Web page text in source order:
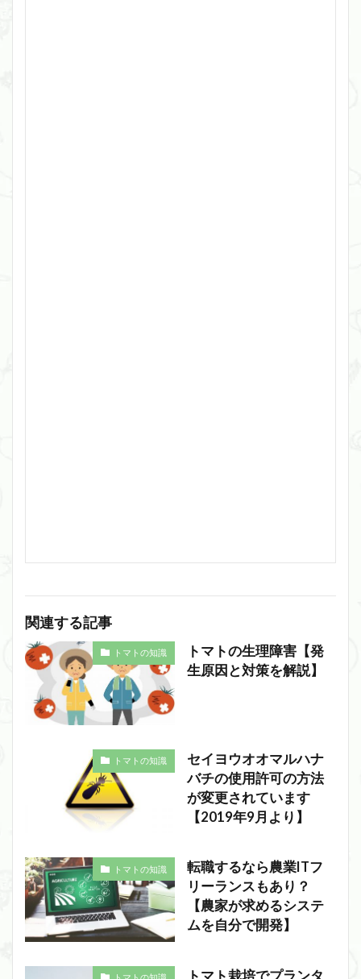
関連する記事
トマトの知識
トマトの生理障害【発
生原因と対策を解説】
トマトの知識
セイヨウオオマルハナ
バチの使用許可の方法
が変更されています
【2019年9月より】
トマトの知識
転職するなら農業ITフ
リーランスもあり？
【農家が求めるシステ
ムを自分で開発】
トマト栽培でプランタ